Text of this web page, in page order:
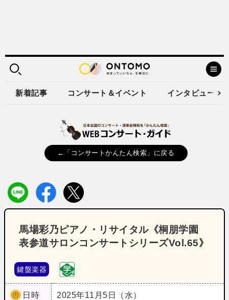
新着記事 コンサート＆イベント インタビュー
←「コンサートかんたん検索」に戻る
馬場彩乃ピアノ・リサイタル《桐朋学園
表参道サロンコンサートシリーズVol.65》
鍵盤楽器
日時
2025年11月5日（水）